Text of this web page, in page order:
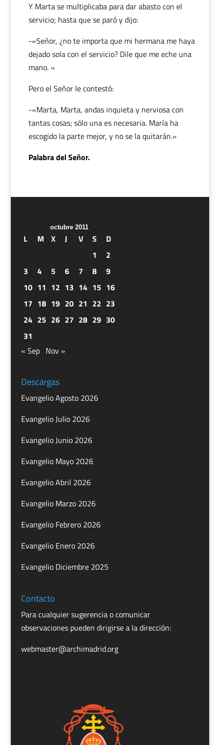
Y Marta se multiplicaba para dar abasto con el
servicio; hasta que se paró y dijo:
-«Señor, ¿no te importa que mi hermana me haya
dejado sola con el servicio? Dile que me eche una
mano. »
Pero el Señor le contestó:
-«Marta, Marta, andas inquieta y nerviosa con
tantas cosas; sólo una es necesaria. María ha
escogido la parte mejor, y no se la quitarán.»
Palabra del Señor.
octubre 2011
L M X J V S
D
1
2
3
4 5 6 7 8
9
10 11 12 13 14 15 16
17 18 19 20 21 22 23
24 25 26 27 28 29 30
31
« Sep Nov »
Descargas
Evangelio Agosto 2026
Evangelio Julio 2026
Evangelio Junio 2026
Evangelio Mayo 2026
Evangelio Abril 2026
Evangelio Marzo 2026
Evangelio Febrero 2026
Evangelio Enero 2026
Evangelio Diciembre 2025
Contacto
Para cualquier sugerencia o comunicar
observaciones pueden dirigirse a la dirección:
webmaster@archimadrid.org